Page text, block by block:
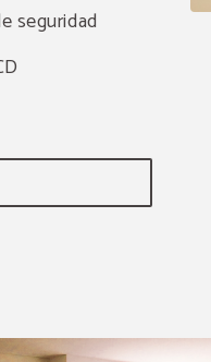
seguridad